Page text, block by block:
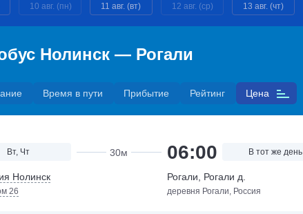
10 авг. (пн)
11 авг. (вт)
12 авг. (ср)
13 авг. (чт)
Нолинск — Рогали
Время в пути Прибытие Рейтинг Цена
Вт, Чт 30м 06:00 В тот же день
Нолинск
26
Рогали, Рогали д.
деревня Рогали, Россия